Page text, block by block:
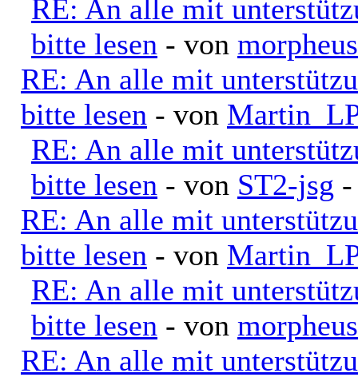
RE: An alle mit
bitte lesen - von morpheus
RE: An alle mit
bitte lesen - von
RE: An alle mit
bitte lesen - von ST2-jsg
RE: An alle mit
bitte lesen - von
RE: An alle mit
bitte lesen - von morpheus
RE: An alle mit